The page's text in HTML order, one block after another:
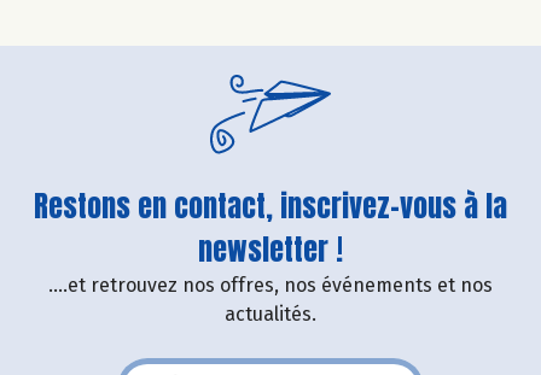
Restons en contact, inscrivez-vous à la
newsletter !
....et retrouvez nos offres, nos événements et nos
actualités.